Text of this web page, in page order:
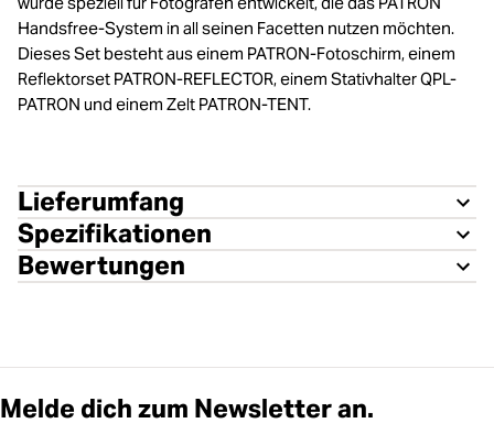
Handsfree-System in all seinen Facetten nutzen möchten.
Dieses Set besteht aus einem PATRON-Fotoschirm, einem
Reflektorset PATRON-REFLECTOR, einem Stativhalter QPL-
PATRON und einem Zelt PATRON-TENT.
Lieferumfang
Spezifikationen
Bewertungen
Melde dich zum Newsletter an.